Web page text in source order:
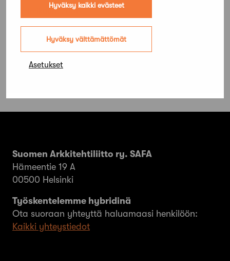
Hyväksy kaikki evästeet
Hyväksy välttämättömät
Asetukset
3 helmikuun, 2008
Lausunto Viherympäristöliitolle Pihan
yleisistä rakentamistapaohjeista
Suomen Arkkitehtiliitto ry. SAFA
Hämeentie 19 A
00500 Helsinki
Työskentelemme hybridinä
Ota suoraan yhteyttä haluamaasi henkilöön:
Kaikki yhteystiedot